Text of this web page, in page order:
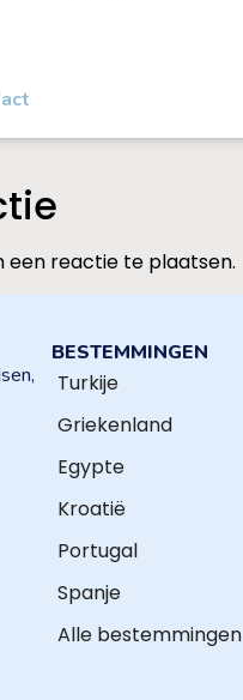
een reactie te plaatsen.
BESTEMMINGEN
Turkije
Griekenland
Egypte
Kroatië
Portugal
Spanje
Alle bestemmingen